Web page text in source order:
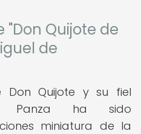
"Don Quijote de
de
Quijote y su fiel
Panza ha sido
miniatura de la